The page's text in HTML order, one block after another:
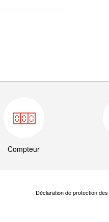
Compteur
Déclaration de protection